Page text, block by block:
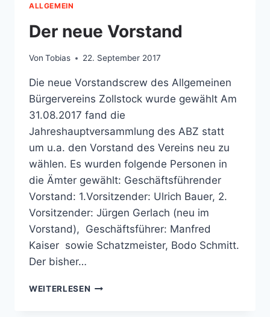
DEZEMBER
BILDER
DER
WEIHNACHT
IN
ZOLLSTOCK
OP
KÖLSCHE
ART
ALLGEMEIN
Der neue Vorstand
Von Tobias 22. September 2017
Die neue Vorstandscrew des Allgemeinen
Bürgervereins Zollstock wurde gewählt Am
31.08.2017 fand die
Jahreshauptversammlung des ABZ statt
um u.a. den Vorstand des Vereins neu zu
wählen. Es wurden folgende Personen in
die Ämter gewählt: Geschäftsführender
Vorstand: 1.Vorsitzender: Ulrich Bauer, 2.
Vorsitzender: Jürgen Gerlach (neu im
Vorstand), Geschäftsführer: Manfred
Kaiser sowie Schatzmeister, Bodo Schmitt.
Der bisher…
WEITERLESEN DER